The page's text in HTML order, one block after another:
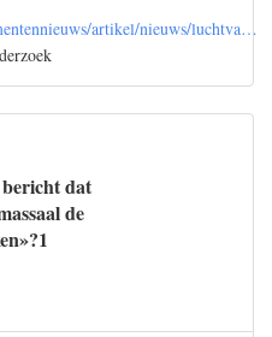
artikel/nieuws/luchtva…
dat
de